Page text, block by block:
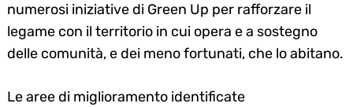
numerosi iniziative di Green Up per rafforzare il
legame con il territorio in cui opera e a sostegno
delle comunità, e dei meno fortunati, che lo abitano.
Le aree di miglioramento identificate